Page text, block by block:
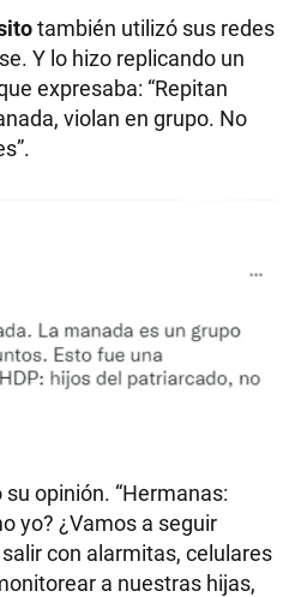
también utilizó sus redes
Y lo hizo replicando un
expresaba: “Repitan
violan en grupo. No
opinión. “Hermanas:
yo? ¿Vamos a seguir
con alarmitas, celulares
a nuestras hijas,